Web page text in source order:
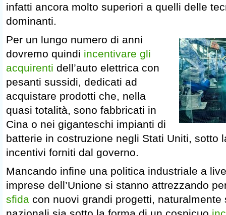
infatti ancora molto superiori a quelli delle
dominanti.
Per un lungo numero di anni
dovremo quindi incentivare gli
acquirenti dell’auto elettrica con
pesanti sussidi, dedicati ad
acquistare prodotti che, nella
quasi totalità, sono fabbricati in
Cina o nei giganteschi impianti di
batterie in costruzione negli Stati Uniti, sotto
incentivi forniti dal governo.
Mancando infine una politica industriale a
imprese dell’Unione si stanno attrezzando
sfida con nuovi grandi progetti,